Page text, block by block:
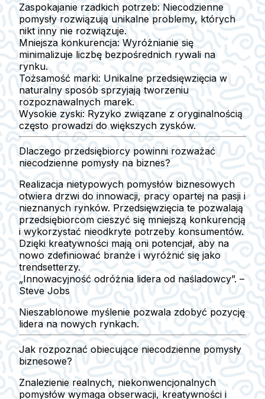
Zaspokajanie rzadkich potrzeb: Niecodzienne
pomysły rozwiązują unikalne problemy, których
nikt inny nie rozwiązuje.
Mniejsza konkurencja: Wyróżnianie się
minimalizuje liczbę bezpośrednich rywali na
rynku.
Tożsamość marki: Unikalne przedsięwzięcia w
naturalny sposób sprzyjają tworzeniu
rozpoznawalnych marek.
Wysokie zyski: Ryzyko związane z oryginalnością
często prowadzi do większych zysków.
Dlaczego przedsiębiorcy powinni rozważać
niecodzienne pomysły na biznes?
Realizacja nietypowych pomysłów biznesowych
otwiera drzwi do innowacji, pracy opartej na pasji i
nieznanych rynków. Przedsięwzięcia te pozwalają
przedsiębiorcom cieszyć się mniejszą konkurencją
i wykorzystać nieodkryte potrzeby konsumentów.
Dzięki kreatywności mają oni potencjał, aby na
nowo zdefiniować branże i wyróżnić się jako
trendsetterzy.
„Innowacyjność odróżnia lidera od naśladowcy”. –
Steve Jobs
Nieszablonowe myślenie pozwala zdobyć pozycję
lidera na nowych rynkach.
Jak rozpoznać obiecujące niecodzienne pomysły
biznesowe?
Znalezienie realnych, niekonwencjonalnych
pomysłów wymaga obserwacji, kreatywności i